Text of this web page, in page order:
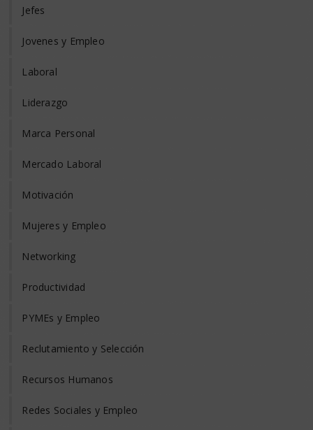
Jefes
Jovenes y Empleo
Laboral
Liderazgo
Marca Personal
Mercado Laboral
Motivación
Mujeres y Empleo
Networking
Productividad
PYMEs y Empleo
Reclutamiento y Selección
Recursos Humanos
Redes Sociales y Empleo